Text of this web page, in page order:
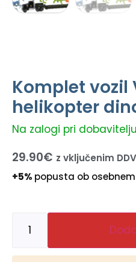
Komplet vozil
helikopter
Na zalogi pri
29.90€ z vključenim DDV
+5% popusta ob